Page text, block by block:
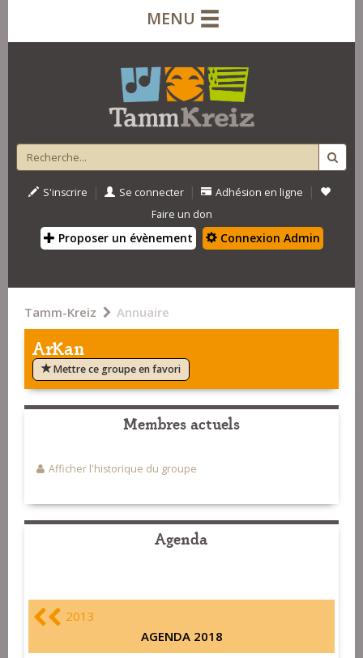
MENU
S'inscrire | Se connecter | Adhésion en ligne |
Faire un don
Proposer un évènement Connexion Admin
Tamm-Kreiz Annuaire
ArKan
Mettre ce groupe en favori
Membres actuels
Afficher l'historique du groupe
Agenda
2013
AGENDA 2018